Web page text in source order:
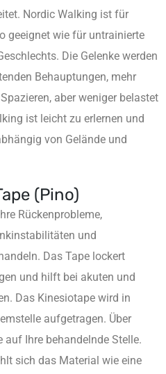
Nordic Walking ist für
geeignet wie für untrainierte
Die Gelenke werden
Behauptungen, mehr
aber weniger belastet
ist leicht zu erlernen und
von Gelände und
(Pino)
Rückenprobleme,
und
Das Tape lockert
und hilft bei akuten und
Das Kinesiotape wird in
aufgetragen. Über
auf Ihre behandelnde Stelle.
sich das Material wie eine